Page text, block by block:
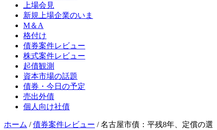
上場会見
新規上場企業のいま
M＆A
格付け
債券案件レビュー
株式案件レビュー
起債観測
資本市場の話題
債券・今日の予定
売出外債
個人向け社債
ホーム /債券案件レビュー /名古屋市債：平残8年、定償の選